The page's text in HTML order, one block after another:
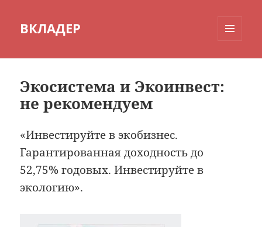
ВКЛАДЕР
Экосистема и Экоинвест:
не рекомендуем
«Инвестируйте в экобизнес.
Гарантированная доходность до
52,75% годовых. Инвестируйте в
экологию».